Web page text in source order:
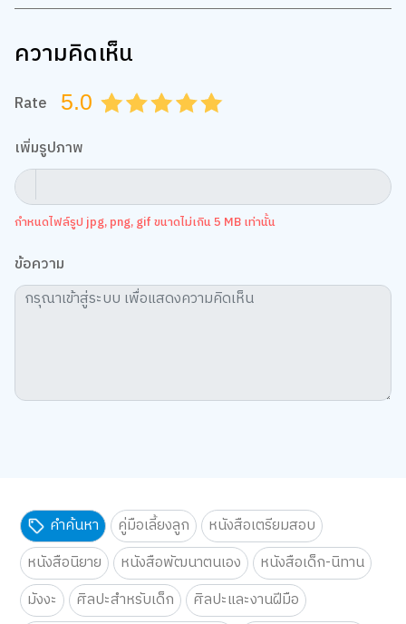
ความคิดเห็น
Rate 5.0 4.5
4.0
3.5
3.0
2.5
2.0
1.5
1.0
0.5
เพิ่มรูปภาพ
กำหนดไฟล์รูป jpg, png, gif ขนาดไม่เกิน 5 MB เท่านั้น
ข้อความ
คำค้นหา คู่มือเลี้ยงลูก
หนังสือเตรียมสอบ
หนังสือนิยาย
หนังสือพัฒนาตนเอง
หนังสือเด็ก-นิทาน
มังงะ
ศิลปะสำหรับเด็ก
ศิลปะและงานฝีมือ